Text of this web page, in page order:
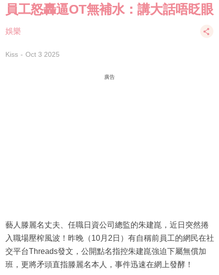
員工怒轟逼OT無補水：講大話唔眨眼
娛樂
Kiss Oct 3 2025
廣告
藝人滕麗名丈夫、任職日資公司總監的朱建崑，近日突然捲
入職場壓榨風波！昨晚（10月2日）有自稱前員工的網民在社
交平台Threads發文，公開點名指控朱建崑強迫下屬無償加
班，更將矛頭直指滕麗名本人，事件迅速在網上發酵！